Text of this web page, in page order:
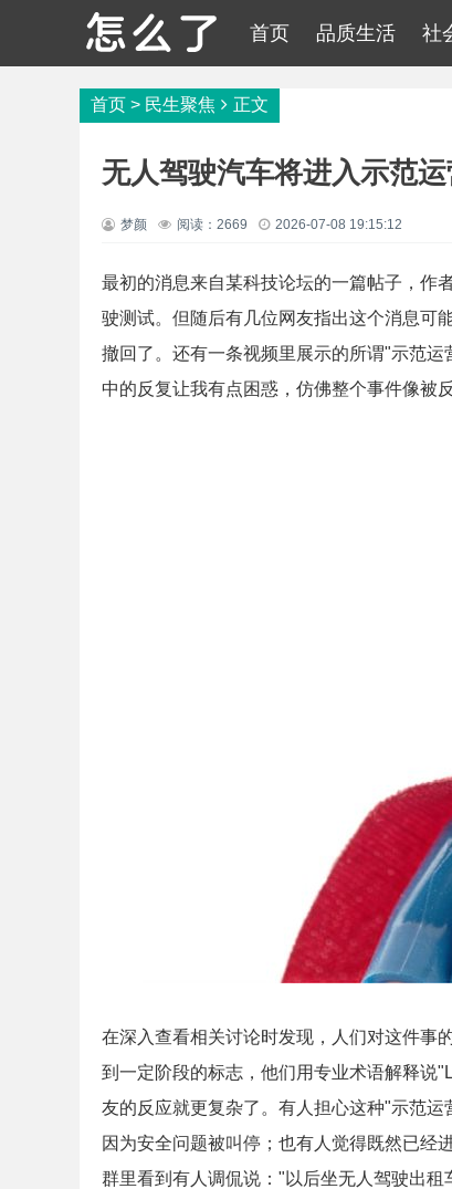
首页 品质生活 社
首页 > 民生聚焦 正文
无人驾驶汽车将进入示范
梦颜 阅读：2669 2026-07-08 19:15:12
最初的消息来自某科技论坛的一篇帖子，作
驶测试。但随后有几位网友指出这个消息
撤回了。还有一条视频里展示的所谓"示范
中的反复让我有点困惑，仿佛整个事件像被
在深入查看相关讨论时发现，人们对这件事
到一定阶段的标志，他们用专业术语解释说
友的反应就更复杂了。有人担心这种"示范
因为安全问题被叫停；也有人觉得既然已经
群里看到有人调侃说："以后坐无人驾驶出租